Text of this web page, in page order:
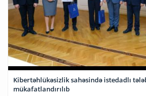
Kibertəhlükəsizlik sahəsində istedadlı
mükafatlandırılıb